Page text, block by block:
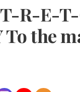
R-E-
To the